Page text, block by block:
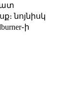
նոյնիսկ